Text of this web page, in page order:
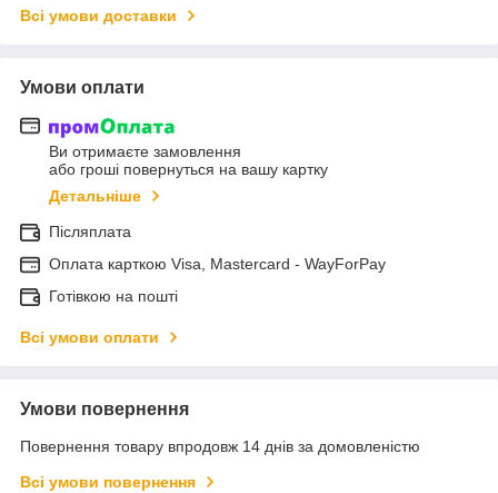
Всі умови доставки
Умови оплати
Ви отримаєте замовлення
або гроші повернуться на вашу картку
Детальніше
Післяплата
Оплата карткою Visa, Mastercard - WayForPay
Готівкою на пошті
Всі умови оплати
Умови повернення
Повернення товару впродовж 14 днів за домовленістю
Всі умови повернення